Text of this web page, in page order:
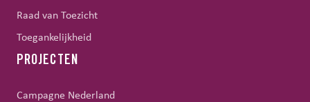
Raad van Toezicht
Toegankelijkheid
PROJECTEN
Campagne Nederland